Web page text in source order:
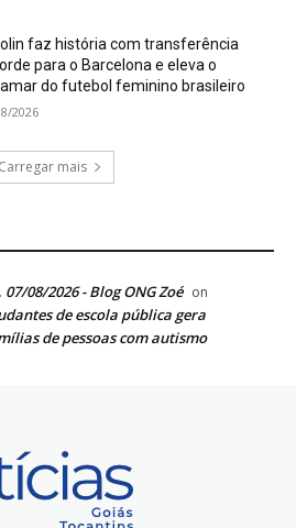
faz história com transferência
para o Barcelona e eleva o
do futebol feminino brasileiro
2026
Carregar mais
08/2026 - Blog ONG Zoé on
de escola pública gera
de pessoas com autismo